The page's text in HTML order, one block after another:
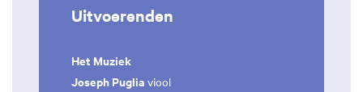
Uitvoerenden
Het Muziek
Joseph Puglia viool